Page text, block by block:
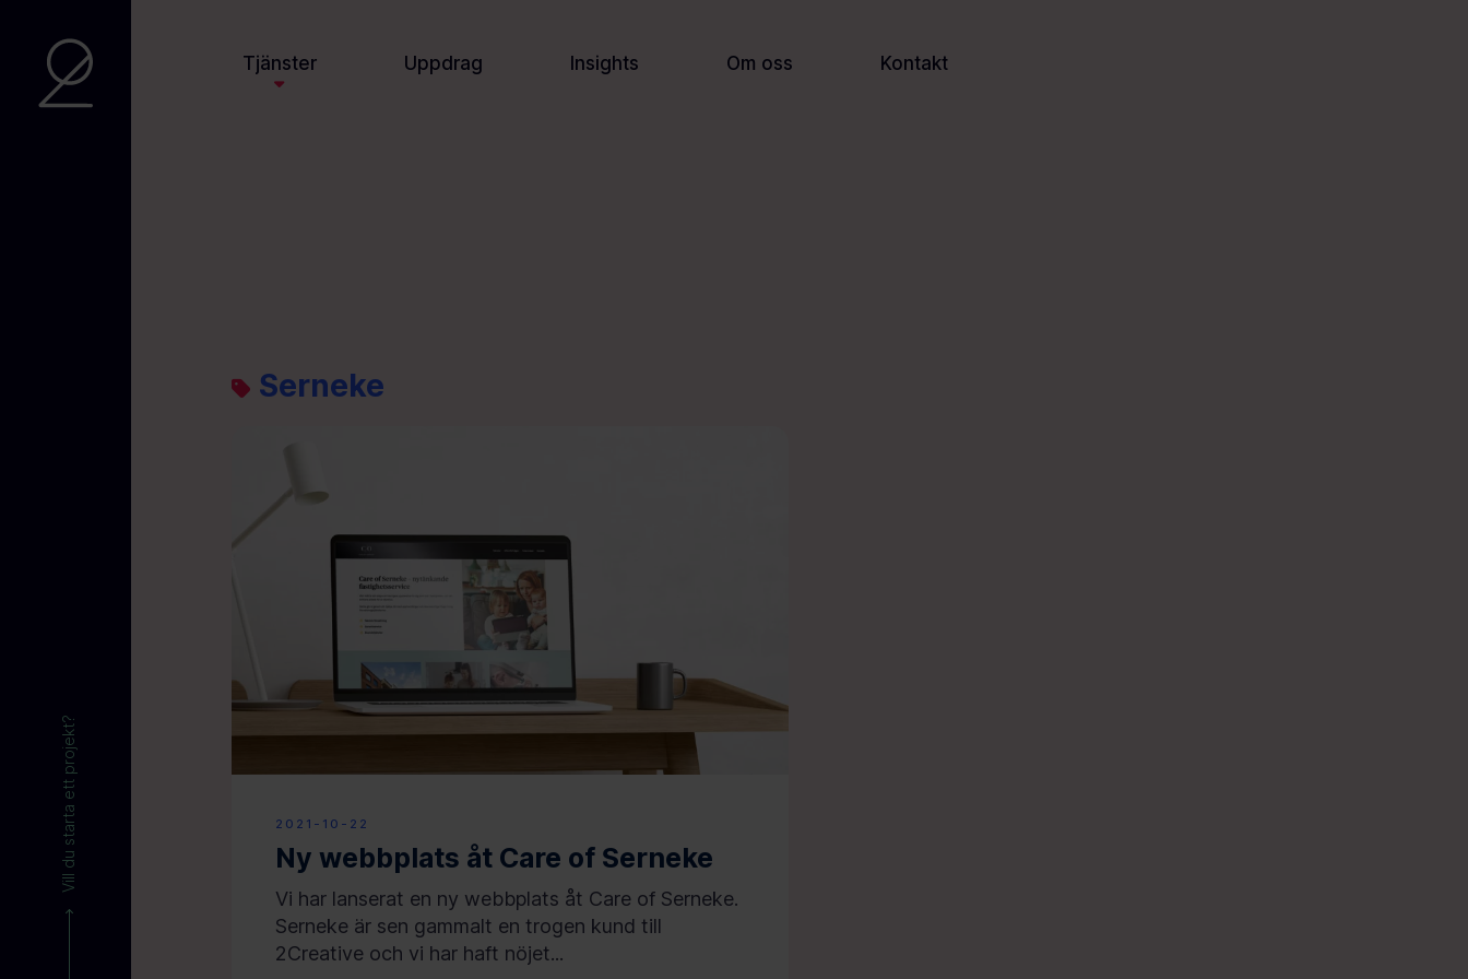
Vill du starta ett projekt?
Tjänster Uppdrag Insights Om oss Kontakt
Serneke
2021-10-22
Ny webbplats åt Care of Serneke
Vi har lanserat en ny webbplats åt Care of Serneke.
Serneke är sen gammalt en trogen kund till
2Creative och vi har haft nöjet...